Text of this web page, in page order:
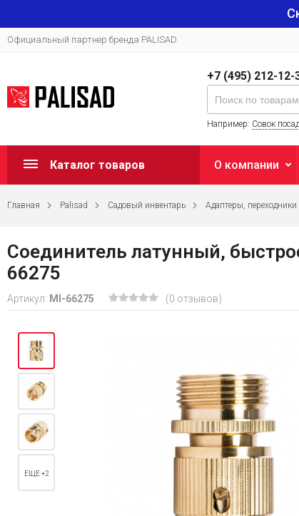
Официальный партнер бренда PALISAD
+7 (495) 212-12-
Например: Совок
Каталог товаров О компании
Главная Palisad Садовый инвентарь Адаптеры, переходники
Соединитель латунный,
66275
Артикул: MI-66275 (0 отзывов)
ЕЩЕ +2